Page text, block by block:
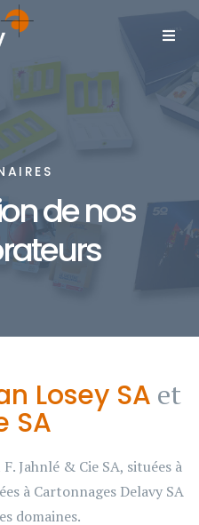
de nos
Losey SA et
SA
Jahnlé & Cie SA, situées à
à Cartonnages Delavy SA
domaines.